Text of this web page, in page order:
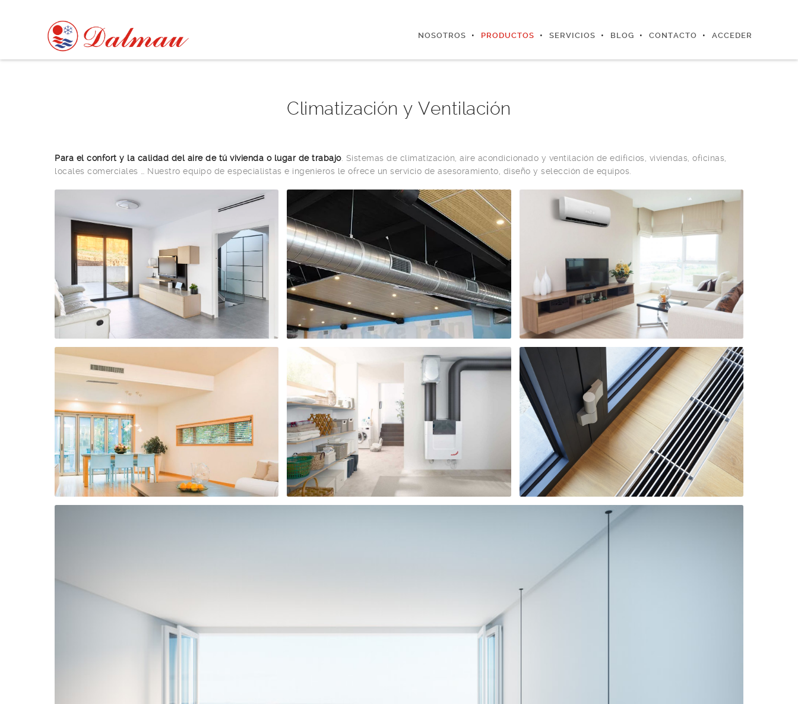
NOSOTROS PRODUCTOS SERVICIOS BLOG CONTACTO ACCEDER
Climatización y Ventilación
Para el confort y la calidad del aire de tú vivienda o lugar de trabajo. Sistemas de climatización, aire acondicionado y ventilación de edificios, viviendas, oficinas,
locales comerciales … Nuestro equipo de especialistas e ingenieros le ofrece un servicio de asesoramiento, diseño y selección de equipos.